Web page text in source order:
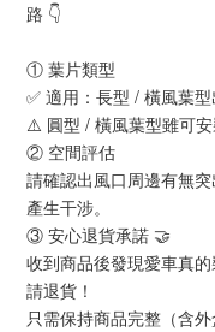
路 👇
① 葉片類型
✅ 適用：長型 / 橫風葉型
⚠️ 圓型 / 橫風葉型雖可
② 空間評估
請確認出風口周邊有無
產生干涉。
③ 安心退貨承諾 🤝
收到商品後發現愛車真
請退貨！
只需保持商品完整（含